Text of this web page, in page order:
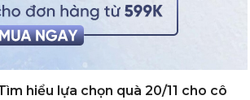
hiểu lựa chọn quà 20/11 cho cô